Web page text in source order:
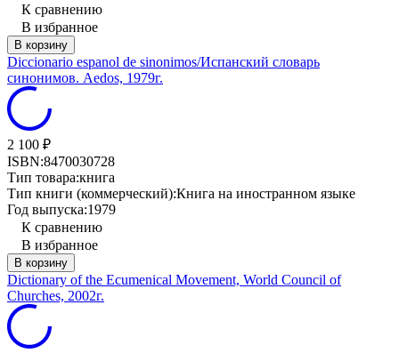
К сравнению
В избранное
В корзину
Diccionario espanol de sinonimos/Испанский словарь
синонимов. Aedos, 1979г.
2 100 ₽
ISBN:8470030728
Тип товара:книга
Тип книги (коммерческий):Книга на иностранном языке
Год выпуска:1979
К сравнению
В избранное
В корзину
Dictionary of the Ecumenical Movement, World Council of
Churches, 2002г.